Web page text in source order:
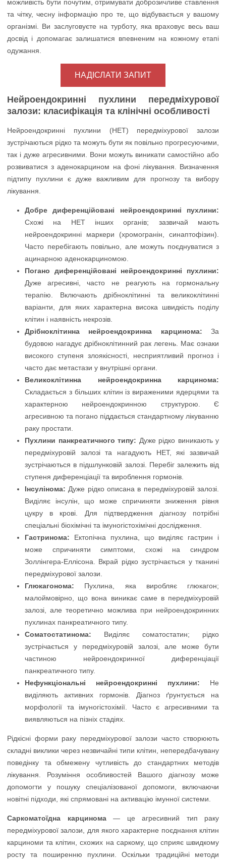
можливість бути почутим, отримувати доброзичливе ставлення
та чітку, чесну інформацію про те, що відбувається у вашому
організмі. Ви заслуговуєте на турботу, яка враховує весь ваш
досвід і допомагає залишатися впевненим на кожному етапі
одужання.
НАДІСЛАТИ ЗАПИТ
Нейроендокринні пухлини передміхурової
залози: класифікація та клінічні особливості
Нейроендокринні пухлини (НЕТ) передміхурової залози
зустрічаються рідко та можуть бути як повільно прогресуючими,
так і дуже агресивними. Вони можуть виникати самостійно або
розвиватися з аденокарцином на фоні лікування. Визначення
підтипу пухлини є дуже важливим для прогнозу та вибору
лікування.
Добре диференційовані нейроендокринні пухлини:
Схожі на НЕТ інших органів; зазвичай мають
нейроендокринні маркери (хромогранін, синаптофізин).
Часто перебігають повільно, але можуть поєднуватися з
ацинарною аденокарциномою.
Погано диференційовані нейроендокринні пухлини:
Дуже агресивні, часто не реагують на гормональну
терапію. Включають дрібноклітинні та великоклітинні
варіанти, для яких характерна висока швидкість поділу
клітин і наявність некрозів.
Дрібноклітинна нейроендокринна карцинома: За
будовою нагадує дрібноклітинний рак легень. Має ознаки
високого ступеня злоякісності, несприятливий прогноз і
часто дає метастази у внутрішні органи.
Великоклітинна нейроендокринна карцинома:
Складається з більших клітин із вираженими ядерцями та
характерною нейроендокринною структурою. Є
агресивною та погано піддається стандартному лікуванню
раку простати.
Пухлини панкреатичного типу: Дуже рідко виникають у
передміхуровій залозі та нагадують НЕТ, які зазвичай
зустрічаються в підшлунковій залозі. Перебіг залежить від
ступеня диференціації та вироблення гормонів.
Інсулінома: Дуже рідко описана в передміхуровій залозі.
Виділяє інсулін, що може спричиняти зниження рівня
цукру в крові. Для підтвердження діагнозу потрібні
спеціальні біохімічні та імуногістохімічні дослідження.
Гастринома: Ектопічна пухлина, що виділяє гастрин і
може спричиняти симптоми, схожі на синдром
Золлінгера-Еллісона. Вкрай рідко зустрічається у тканині
передміхурової залози.
Глюкагонома: Пухлина, яка виробляє глюкагон;
малоймовірно, що вона виникає саме в передміхуровій
залозі, але теоретично можлива при нейроендокринних
пухлинах панкреатичного типу.
Соматостатинома: Виділяє соматостатин; рідко
зустрічається у передміхуровій залозі, але може бути
частиною нейроендокринної диференціації
панкреатичного типу.
Нефункціональні нейроендокринні пухлини: Не
виділяють активних гормонів. Діагноз ґрунтується на
морфології та імуногістохімії. Часто є агресивними та
виявляються на пізніх стадіях.
Рідкісні форми раку передміхурової залози часто створюють
складні виклики через незвичайні типи клітин, непередбачувану
поведінку та обмежену чутливість до стандартних методів
лікування. Розуміння особливостей Вашого діагнозу може
допомогти у пошуку спеціалізованої допомоги, включаючи
новітні підходи, які спрямовані на активацію імунної системи.
Саркоматоїдна карцинома— це агресивний тип раку
передміхурової залози, для якого характерне поєднання клітин
карциноми та клітин, схожих на саркому, що сприяє швидкому
росту та поширенню пухлини. Оскільки традиційні методи